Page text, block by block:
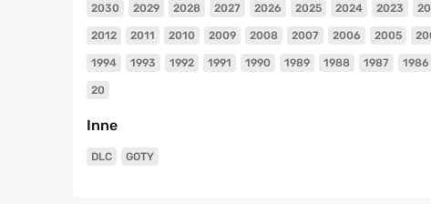
2030 2029 2028 2027 2026 2025 2024 2023
2012 2011 2010 2009 2008 2007 2006 2005
1994 1993 1992 1991 1990 1989 1988 1987 1986
20
Inne
DLC GOTY